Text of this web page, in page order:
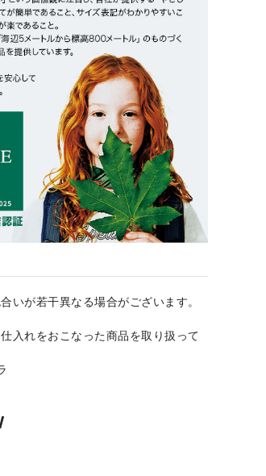
いが若干異なる場合がございます。
入れをおこなった商品を取り扱って